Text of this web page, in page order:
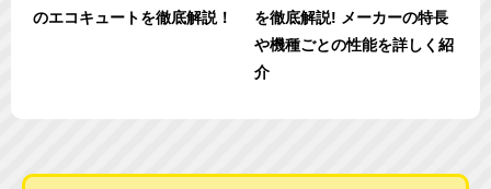
のエコキュートを徹底解説！
を徹底解説! メーカーの特長
や機種ごとの性能を詳しく紹
介